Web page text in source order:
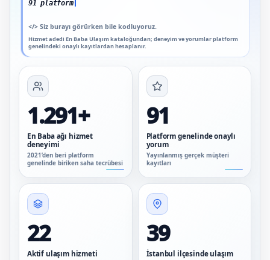
91 platform genelinde onaylı
</> Siz burayı görürken bile kodluyoruz.
Hizmet adedi En Baba Ulaşım kataloğundan; deneyim ve yorumlar platform
genelindeki onaylı kayıtlardan hesaplanır.
1.291+
En Baba ağı hizmet
deneyimi
2021’den beri platform
genelinde biriken saha tecrübesi
91
Platform genelinde onaylı
yorum
Yayınlanmış gerçek müşteri
kayıtları
22
Aktif ulaşım hizmeti
39
İstanbul ilçesinde ulaşım